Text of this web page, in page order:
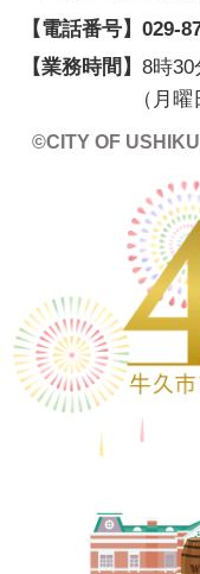
【電話番号】 029-
【業務時間】 8時30
（月
©CITY OF